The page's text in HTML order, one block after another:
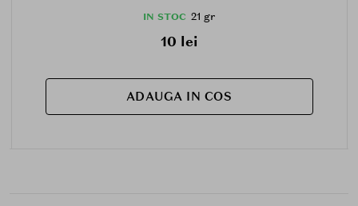
IN STOC 21 gr
10 lei
ADAUGA IN COS